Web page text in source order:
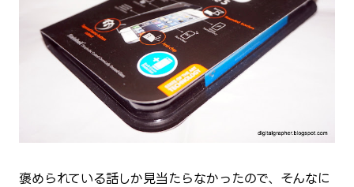
褒められている話しか見当たらなかったので、そんなに